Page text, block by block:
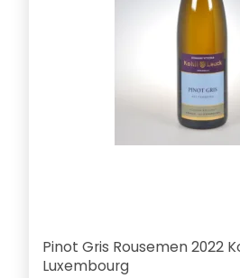
Pinot Gris Rousemen 2022
Luxembourg